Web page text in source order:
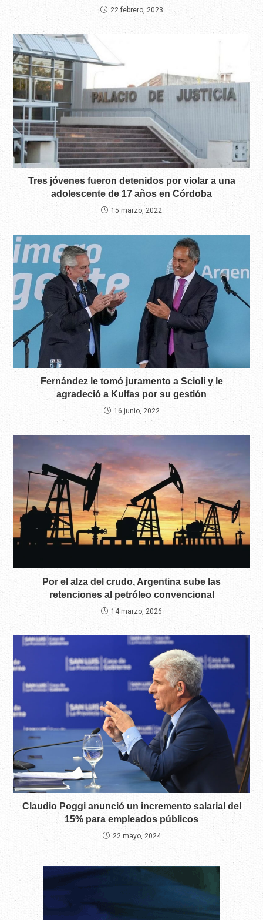
22 febrero, 2023
Tres jóvenes fueron detenidos por violar a una
adolescente de 17 años en Córdoba
15 marzo, 2022
Fernández le tomó juramento a Scioli y le
agradeció a Kulfas por su gestión
16 junio, 2022
Por el alza del crudo, Argentina sube las
retenciones al petróleo convencional
14 marzo, 2026
Claudio Poggi anunció un incremento salarial del
15% para empleados públicos
22 mayo, 2024